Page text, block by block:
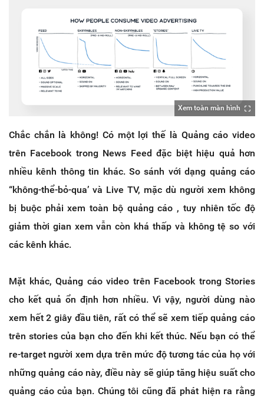
Xem toàn màn hình
Chắc chắn là không! Có một lợi thế là Quảng cáo video
trên Facebook trong News Feed đặc biệt hiệu quả hơn
nhiều kênh thông tin khác. So sánh với dạng quảng cáo
“không-thể-bỏ-qua’ và Live TV, mặc dù người xem không
bị buộc phải xem toàn bộ quảng cáo , tuy nhiên tốc độ
giảm thời gian xem vẫn còn khá thấp và không tệ so với
các kênh khác.
Mặt khác, Quảng cáo video trên Facebook trong Stories
cho kết quả ổn định hơn nhiều. Vì vậy, người dùng nào
xem hết 2 giây đầu tiên, rất có thể sẽ xem tiếp quảng cáo
trên stories của bạn cho đến khi kết thúc. Nếu bạn có thể
re-target người xem dựa trên mức độ tương tác của họ với
những quảng cáo này, điều này sẽ giúp tăng hiệu suất cho
quảng cáo của bạn. Chúng tôi cũng đã phát hiện ra rằng